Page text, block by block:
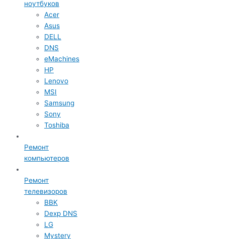
ноутбуков
Acer
Asus
DELL
DNS
eMachines
HP
Lenovo
MSI
Samsung
Sony
Toshiba
Ремонт
компьютеров
Ремонт
телевизоров
BBK
Dexp DNS
LG
Mystery